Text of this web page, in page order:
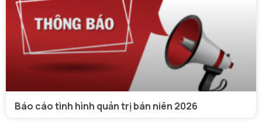
Báo cáo tình hình quản trị bán niên 2026